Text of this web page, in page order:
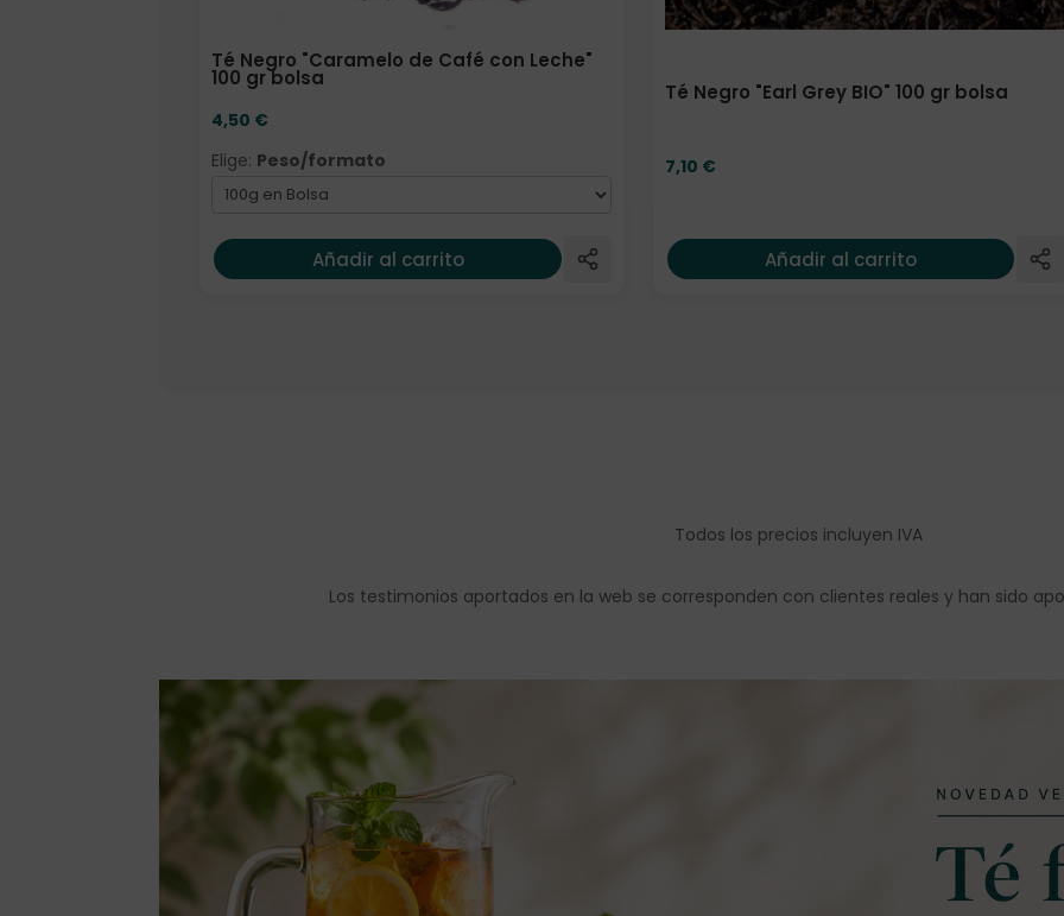
Té Negro "Caramelo de Café con Leche"
100 gr bolsa
4,50 €
Elige: Peso/formato
Añadir al carrito
Té Negro "Earl Grey BIO" 100 gr bolsa
7,10 €
Añadir al carrito
Todos los precios incluyen IVA
Los testimonios aportados en la web se corresponden con clientes reales y han sido